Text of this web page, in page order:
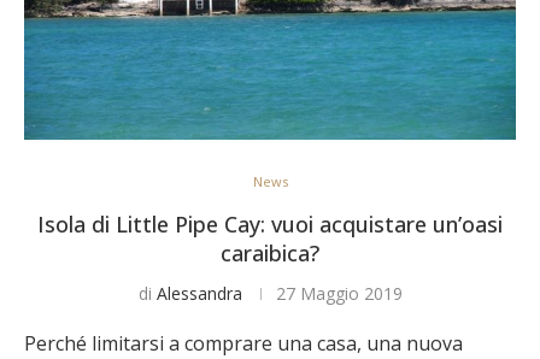
News
Isola di Little Pipe Cay: vuoi acquistare un’oasi
caraibica?
di Alessandra 27 Maggio 2019
Perché limitarsi a comprare una casa, una nuova